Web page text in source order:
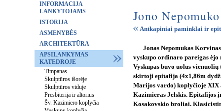
INFORMACIJA
LANKYTOJAMS
ISTORIJA
ASMENYBĖS
ARCHITEKTŪRA
APSILANKYMAS
KATEDROJE
Timpanas
Skulptūros išorėje
Skulptūros viduje
Presbiterija ir altorius
Šv. Kazimiero koplyčia
Jono
Antkapiniai paminklai ir
Jonas Nepomukas
vyskupo ordinaro pareigas
Vyskupas buvo uolus
skirtoji epitafija (4x1,86m
Marijos vardo) koplyčioje XIX
Kazimieras Jelskis. Epitafijos
Kosakovskio broliai.